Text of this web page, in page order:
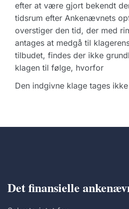
efter at være gjort bekendt
tidsrum efter Ankenævnets
overstiger den tid, der med
antages at medgå til
tilbudet, findes der ikke
klagen til følge, hvorfor
Den indgivne klage tages
Det finansielle